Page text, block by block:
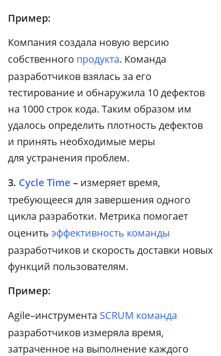
Пример:
Компания создала новую версию
собственного продукта. Команда
разработчиков взялась за его
тестирование и обнаружила 10 дефектов
на 1000 строк кода. Таким образом им
удалось определить плотность дефектов
и принять необходимые меры
для устранения проблем.
3. Cycle Time – измеряет время,
требующееся для завершения одного
цикла разработки. Метрика помогает
оценить эффективность команды
разработчиков и скорость доставки новых
функций пользователям.
Пример:
Agile–инструмента SCRUM команда
разработчиков измеряла время,
затраченное на выполнение каждого